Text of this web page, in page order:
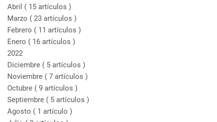
Abril ( 15 artículos )
Marzo ( 23 artículos )
Febrero ( 11 artículos )
Enero ( 16 artículos )
2022
Diciembre ( 5 artículos )
Noviembre ( 7 artículos )
Octubre ( 9 artículos )
Septiembre ( 5 artículos )
Agosto ( 1 artículo )